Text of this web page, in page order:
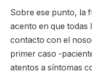
Sobre ese punto, la
acento en que todas
contacto con el
primer caso -
atentos a síntomas